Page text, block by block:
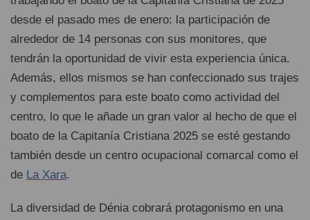
desde el pasado mes de enero: la participación de
alrededor de 14 personas con sus monitores, que
tendrán la oportunidad de vivir esta experiencia única.
Además, ellos mismos se han confeccionado sus trajes
y complementos para este boato como actividad del
centro, lo que le añade un gran valor al hecho de que el
boato de la Capitanía Cristiana 2025 se esté gestando
también desde un centro ocupacional comarcal como el
de La Xara.
La diversidad de Dénia cobrará protagonismo en una